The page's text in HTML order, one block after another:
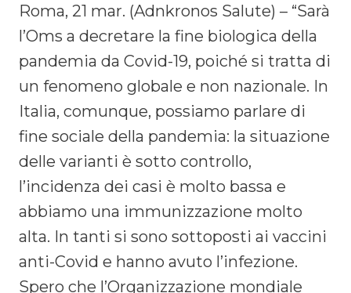
Roma, 21 mar. (Adnkronos Salute) – “Sarà
l’Oms a decretare la fine biologica della
pandemia da Covid-19, poiché si tratta di
un fenomeno globale e non nazionale. In
Italia, comunque, possiamo parlare di
fine sociale della pandemia: la situazione
delle varianti è sotto controllo,
l’incidenza dei casi è molto bassa e
abbiamo una immunizzazione molto
alta. In tanti si sono sottoposti ai vaccini
anti-Covid e hanno avuto l’infezione.
Spero che l’Organizzazione mondiale